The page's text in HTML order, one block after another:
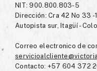
NIT: 900.800.803-5
Dirección: Cra 42 No 33 -
Autopista sur, Itagüí -
Correo electronico de
Contacto: +57 604 372